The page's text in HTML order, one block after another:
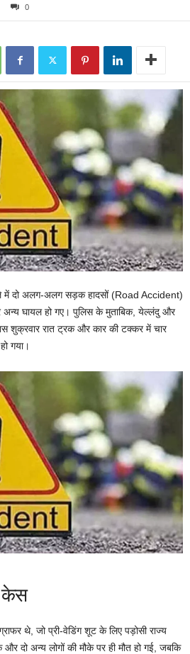
0
में दो अलग-अलग सड़क हादसों (Road Accident)
अन्य घायल हो गए। पुलिस के मुताबिक, येल्लंदु और
शुक्रवार रात ट्रक और कार की टक्कर में चार
गया।
केस
थे, जो प्री-वेडिंग शूट के लिए पड़ोसी राज्य
दो अन्य लोगों की मौके पर ही मौत हो गई, जबकि